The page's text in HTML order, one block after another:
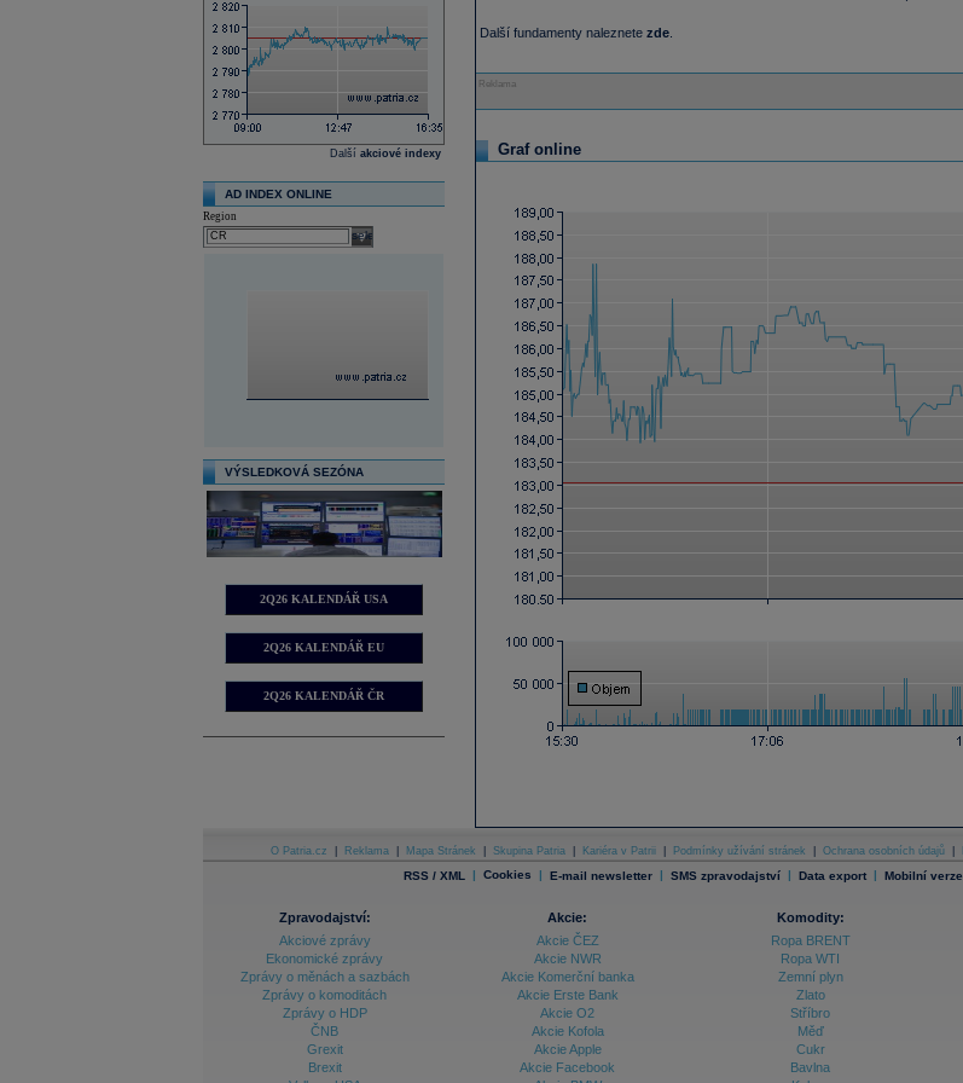
Další akciové indexy
AD INDEX ONLINE
Region
select
VÝSLEDKOVÁ SEZÓNA
2Q26 KALENDÁŘ USA
2Q26 KALENDÁŘ EU
2Q26 KALENDÁŘ ČR
Další fundamenty naleznete zde.
Reklama
Graf online
O Patria.cz Reklama Mapa Stránek Skupina Patria Kariéra v Patrii Podmínky užívání stránek Ochrana osobních údajů
RSS / XML | Cookies | E-mail newsletter | SMS zpravodajství | Data export | Mobilní verze
Zpravodajství:
Akciové zprávy
Ekonomické zprávy
Zprávy o měnách a sazbách
Zprávy o komoditách
Zprávy o HDP
ČNB
Grexit
Brexit
Akcie:
Akcie ČEZ
Akcie NWR
Akcie Komerční banka
Akcie Erste Bank
Akcie O2
Akcie Kofola
Akcie Apple
Akcie Facebook
Komodity:
Ropa BRENT
Ropa WTI
Zemní plyn
Zlato
Stříbro
Měď
Cukr
Bavlna